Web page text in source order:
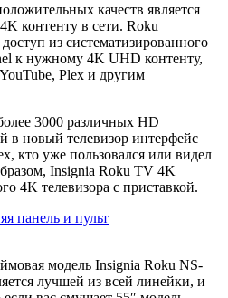
качеств является
контенту в сети. Roku
из систематизированного
к нужному 4K UHD контенту,
Plex и другим
3000 различных HD
в новый телевизор интерфейс
кто уже пользовался или видел
Insignia Roku TV 4K
4K телевизора с приставкой.
модель Insignia Roku NS-
лучшей из всей линейки, и